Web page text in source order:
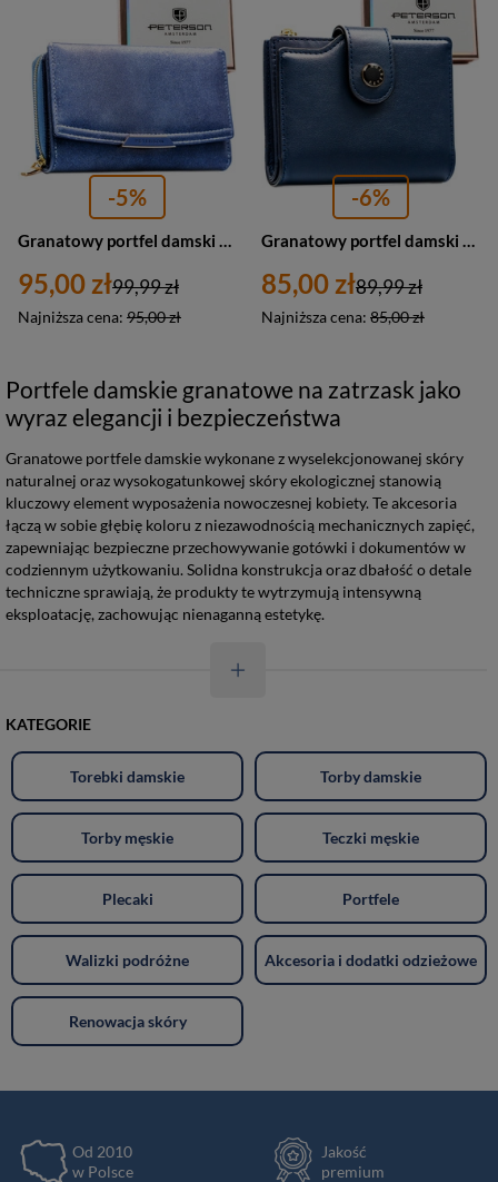
-5%
95,00 zł
Najniższa cena: 95,00 zł
99,99 zł
-6%
85,00 zł
Najniższa cena: 85,00 zł
89,99 zł
Portfele damskie granatowe na zatrzask jako
wyraz elegancji i bezpieczeństwa
Granatowe portfele damskie wykonane z wyselekcjonowanej skóry
naturalnej oraz wysokogatunkowej skóry ekologicznej stanowią
kluczowy element wyposażenia nowoczesnej kobiety. Te akcesoria
łączą w sobie głębię koloru z niezawodnością mechanicznych zapięć,
zapewniając bezpieczne przechowywanie gotówki i dokumentów w
codziennym użytkowaniu. Solidna konstrukcja oraz dbałość o detale
techniczne sprawiają, że produkty te wytrzymują intensywną
eksploatację, zachowując nienaganną estetykę.
KATEGORIE
Torebki damskie Torby damskie
Torby męskie Teczki męskie
Plecaki Portfele
Walizki podróżne Akcesoria i dodatki odzieżowe
Renowacja skóry
Od 2010
w Polsce
Jakość
premium